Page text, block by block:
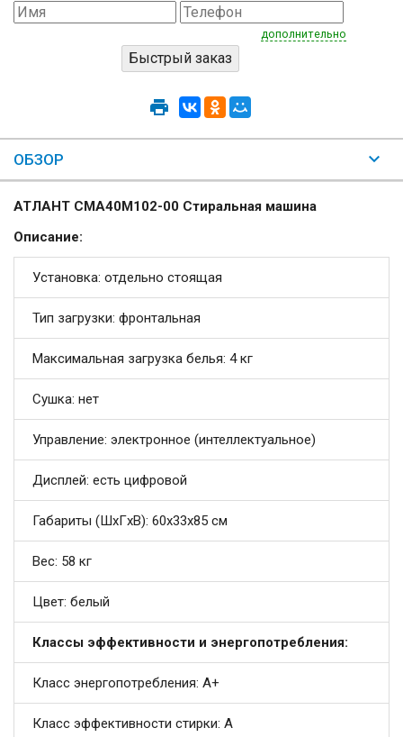
дополнительно
ОБЗОР
АТЛАНТ СМА40М102-00 Стиральная машина
Описание:
Установка: отдельно стоящая
Тип загрузки: фронтальная
Максимальная загрузка белья: 4 кг
Сушка: нет
Управление: электронное (интеллектуальное)
Дисплей: есть цифровой
Габариты (ШxГxВ): 60x33x85 см
Вес: 58 кг
Цвет: белый
Классы эффективности и энергопотребления:
Класс энергопотребления: A+
Класс эффективности стирки: A